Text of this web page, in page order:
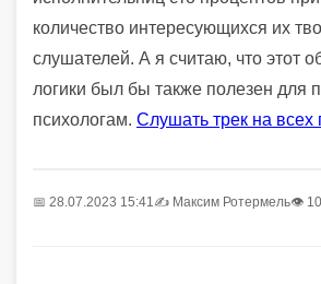
количество интересующихся их
слушателей. А я считаю, что этот
логики был бы также полезен для
психологам. Слушать трек на
📅 28.07.2023 15:41✍️ Максим Ротермель👁